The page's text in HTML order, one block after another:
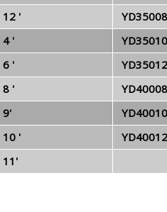
12 ' YD35008
4 ' YD35010
6 ' YD35012
8 ' YD40008
9' YD40010
10 ' YD40012
11'